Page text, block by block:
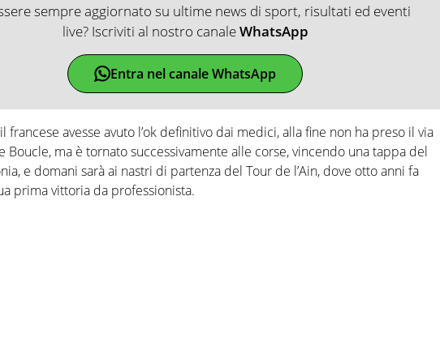
sempre aggiornato su ultime news di sport, risultati ed eventi
live? Iscriviti al nostro canaleWhatsApp
Entra nel canale WhatsApp
francese avesse avuto l’ok definitivo dai medici, alla fine non ha preso il via
Boucle, ma è tornato successivamente alle corse, vincendo una tappa del
e domani sarà ai nastri di partenza del Tour de l’Ain, dove otto anni fa
prima vittoria da professionista.